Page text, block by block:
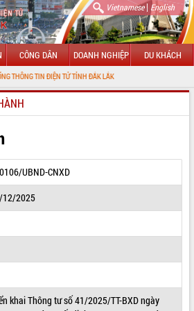
Vietnamese| English
CÔNG DÂN DOANH NGHIỆP DU KHÁCH
ĐIỆN TỬ TỈNH ĐẮK LẮK
UBND-CNXD
2025
khai Thông tư số 41/2025/TT-BXD ngày